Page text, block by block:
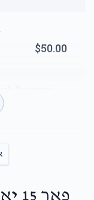
$50.00